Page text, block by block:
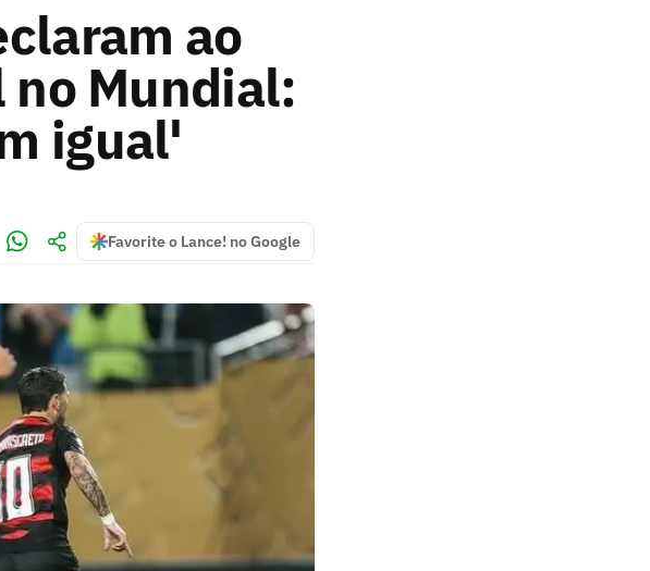
ao
no Mundial:
igual'
Favorite o Lance! no Google